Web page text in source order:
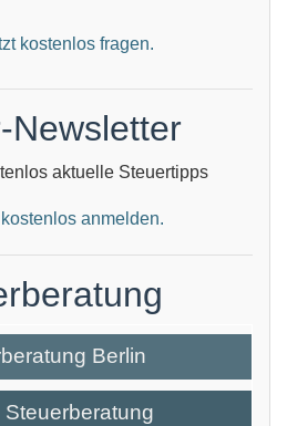
kostenlos fragen.
Newsletter
aktuelle Steuertipps
anmelden.
Berlin
Steuerberatung